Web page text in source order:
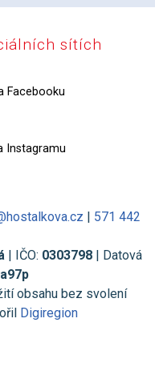
sítích
Facebooku
Instagramu
| 571 442
| IČO: 0303798| Datová
obsahu bez svolení
Digiregion